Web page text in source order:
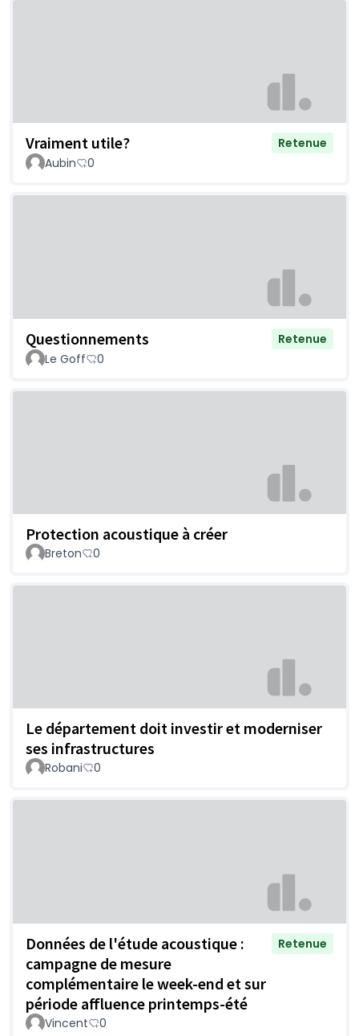
Vraiment utile?
Retenue
Aubin
0
Questionnements
Retenue
Le Goff
0
Protection acoustique à créer
Breton 0
Le département doit investir et moderniser
ses infrastructures
Robani 0
Données de l'étude acoustique :
campagne de mesure
complémentaire le week-end et sur
période affluence printemps-été
Retenue
Vincent 0